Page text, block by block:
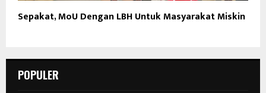
Sepakat, MoU Dengan LBH Untuk Masyarakat Miskin
POPULER